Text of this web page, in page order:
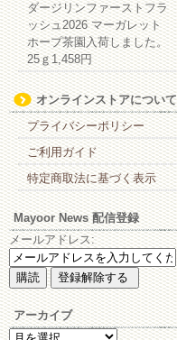
ダージリンファーストフラ
ッシュ2026 マーガレット
ホープ茶園入荷しました。
25ｇ1,458円
オンラインストアについて
プライバシーポリシー
ご利用ガイド
特定商取法に基づく表示
Mayoor News 配信登録
メールアドレス:
アーカイブ
ア